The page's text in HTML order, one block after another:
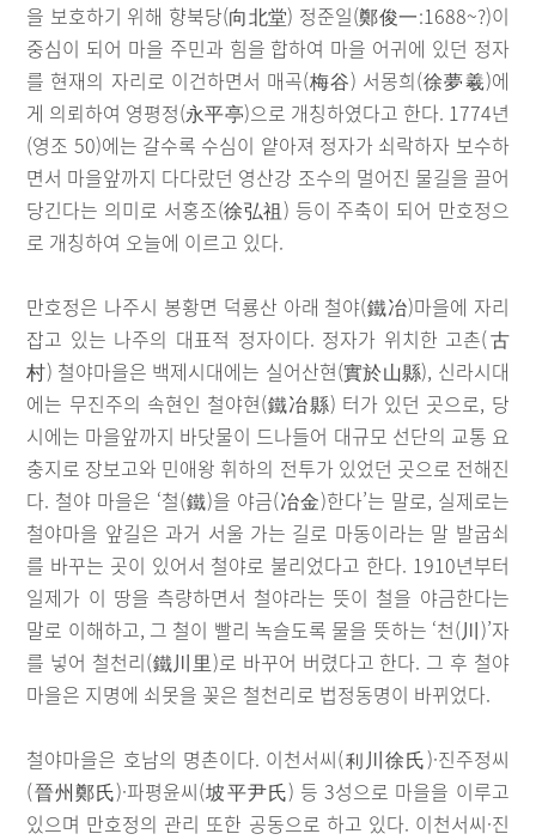
을 보호하기 위해 향북당(向北堂) 정준일(鄭俊一:1688~?)이
중심이 되어 마을 주민과 힘을 합하여 마을 어귀에 있던 정자
를 현재의 자리로 이건하면서 매곡(梅谷) 서몽희(徐夢羲)에
게 의뢰하여 영평정(永平亭)으로 개칭하였다고 한다. 1774년
(영조 50)에는 갈수록 수심이 얕아져 정자가 쇠락하자 보수하
면서 마을앞까지 다다랐던 영산강 조수의 멀어진 물길을 끌어
당긴다는 의미로 서홍조(徐弘祖) 등이 주축이 되어 만호정으
로 개칭하여 오늘에 이르고 있다.
만호정은 나주시 봉황면 덕룡산 아래 철야(鐵冶)마을에 자리
잡고 있는 나주의 대표적 정자이다. 정자가 위치한 고촌(古
村) 철야마을은 백제시대에는 실어산현(實於山縣), 신라시대
에는 무진주의 속현인 철야현(鐵冶縣) 터가 있던 곳으로, 당
시에는 마을앞까지 바닷물이 드나들어 대규모 선단의 교통 요
충지로 장보고와 민애왕 휘하의 전투가 있었던 곳으로 전해진
다. 철야 마을은 ‘철(鐵)을 야금(冶金)한다’는 말로, 실제로는
철야마을 앞길은 과거 서울 가는 길로 마동이라는 말 발굽쇠
를 바꾸는 곳이 있어서 철야로 불리었다고 한다. 1910년부터
일제가 이 땅을 측량하면서 철야라는 뜻이 철을 야금한다는
말로 이해하고, 그 철이 빨리 녹슬도록 물을 뜻하는 ‘천(川)’자
를 넣어 철천리(鐵川里)로 바꾸어 버렸다고 한다. 그 후 철야
마을은 지명에 쇠못을 꽂은 철천리로 법정동명이 바뀌었다.
철야마을은 호남의 명촌이다. 이천서씨(利川徐氏)·진주정씨
(晉州鄭氏)·파평윤씨(坡平尹氏) 등 3성으로 마을을 이루고
있으며 만호정의 관리 또한 공동으로 하고 있다. 이천서씨·진